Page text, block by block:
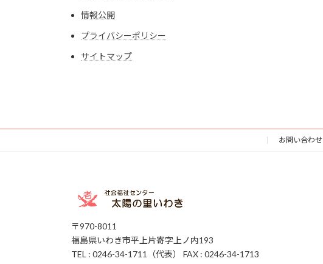
情報公開
プライバシーポリシー
サイトマップ
お問い合わせ
〒970-8011
福島県いわき市平上片寄字上ノ内193
TEL : 0246-34-1711（代表） FAX : 0246-34-1713